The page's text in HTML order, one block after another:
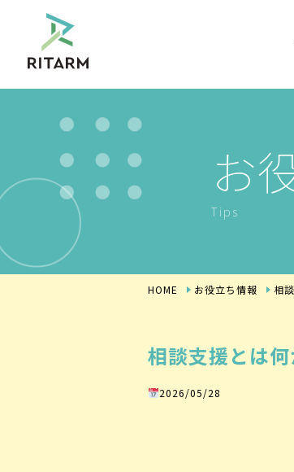
お
Tips
HOME お役立ち情報 相
相談支援とは
2026/05/28